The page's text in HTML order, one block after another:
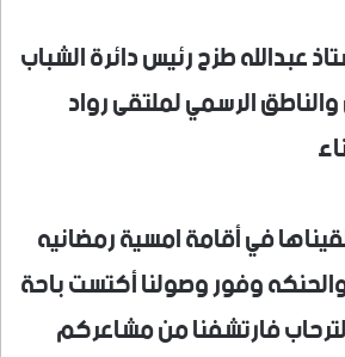
عبدالله طزح رئيس دائرة الشباب
الرسمي لملتقى رواد
في أقامة امسية رمضانيه
وفور وصولنا أكتست باحة
فارتشفنا من مشاعركم